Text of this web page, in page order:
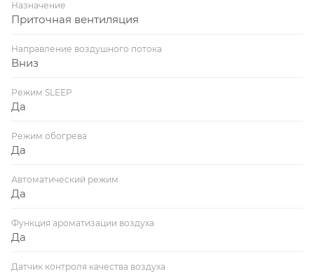
Назначение
Приточная вентиляция
Направление воздушного потока
Вниз
Режим SLEEP
Да
Режим обогрева
Да
Автоматический режим
Да
Функция ароматизации воздуха
Да
Датчик контроля качества воздуха